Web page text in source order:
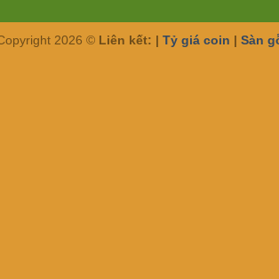
2026 © Liên kết: | Tỷ giá coin | Sàn